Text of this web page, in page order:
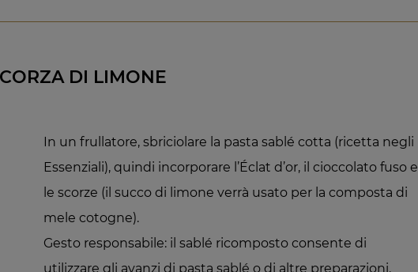
DI LIMONE
In un frullatore, sbriciolare la pasta sablé cotta (ricetta negli
Essenziali), quindi incorporare l’Éclat d’or, il cioccolato fuso e
le scorze (il succo di limone verrà usato per la composta di
mele cotogne).
Gesto responsabile: il sablé ricomposto consente di
utilizzare gli avanzi di pasta sablé o di altre preparazioni.